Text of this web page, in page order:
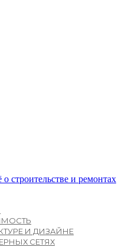
о строительстве и ремонтах
И ДИЗАЙНЕ
СЕТЯХ